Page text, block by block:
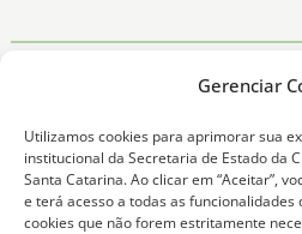
Gerenciar
Utilizamos cookies para aprimorar sua
institucional da Secretaria de Estado da
Santa Catarina. Ao clicar em “Aceitar”,
e terá acesso a todas as
cookies que não forem estritamente
Copyright 2026 Todos os Direitos